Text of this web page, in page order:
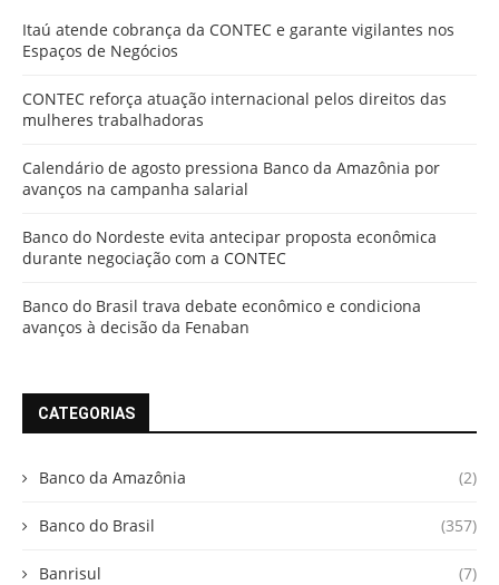
Itaú atende cobrança da CONTEC e garante vigilantes nos
Espaços de Negócios
CONTEC reforça atuação internacional pelos direitos das
mulheres trabalhadoras
Calendário de agosto pressiona Banco da Amazônia por
avanços na campanha salarial
Banco do Nordeste evita antecipar proposta econômica
durante negociação com a CONTEC
Banco do Brasil trava debate econômico e condiciona
avanços à decisão da Fenaban
CATEGORIAS
Banco da Amazônia (2)
Banco do Brasil (357)
Banrisul (7)